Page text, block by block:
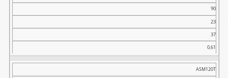
90
23
37
0,61
ASM120T